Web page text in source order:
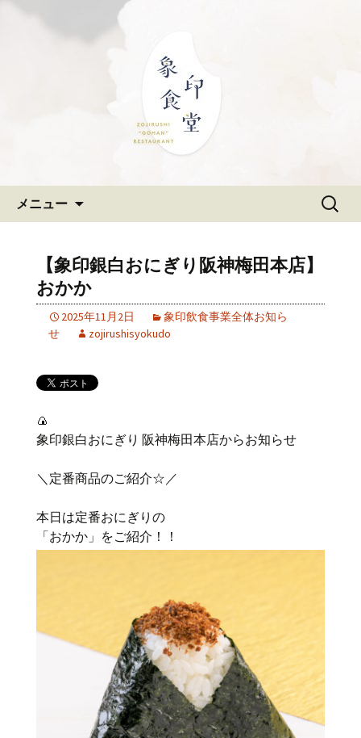
難波・なんばスカイオにある
和食「象印食堂」の公式ブログ
大阪難波の和食「象印食堂」。象印マ
ホービンが、「ごはんレストラン」と
して、美味しいごはんをご提供しま
メニュー
検
【象印銀白おにぎり阪神梅田本店】
おかか
2025年11月2日
象印飲食事業全体お知ら
せ
zojirushisyokudo
🍙
象印銀白おにぎり 阪神梅田本店からお知らせ
＼定番商品のご紹介☆／
本日は定番おにぎりの
「おかか」をご紹介！！